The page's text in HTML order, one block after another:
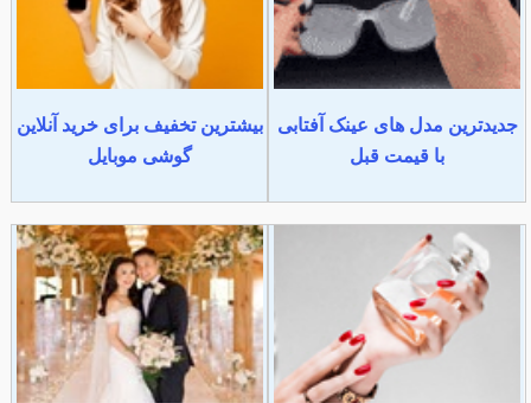
جدیدترین مدل های عینک آفتابی
با قیمت قبل
بیشترین تخفیف برای خرید آنلاین
گوشی موبایل